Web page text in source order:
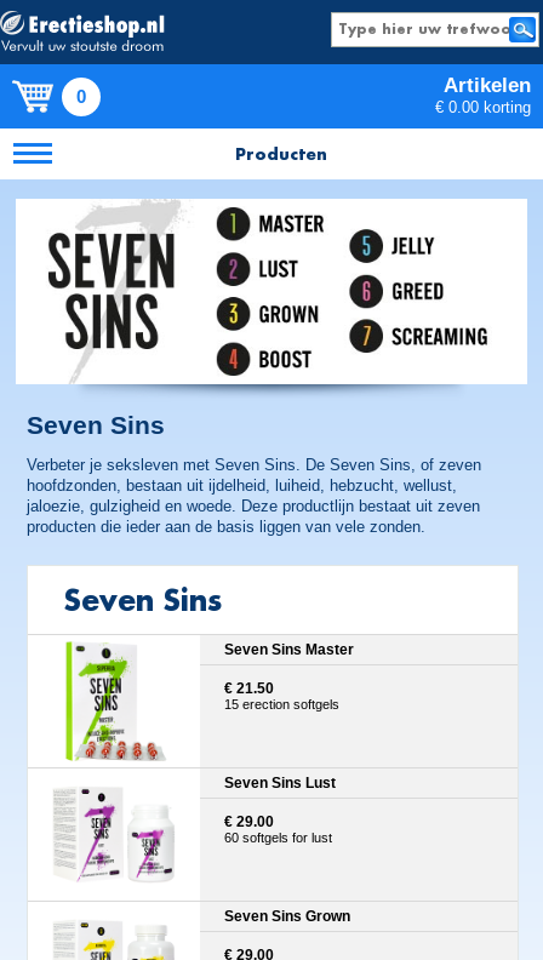
0 Artikelen
€ 0.00 korting
Producten
Seven Sins
Verbeter je seksleven met Seven Sins. De Seven Sins, of zeven
hoofdzonden, bestaan uit ijdelheid, luiheid, hebzucht, wellust,
jaloezie, gulzigheid en woede. Deze productlijn bestaat uit zeven
producten die ieder aan de basis liggen van vele zonden.
Seven Sins
Seven Sins Master
€ 21.50
15 erection softgels
Seven Sins Lust
€ 29.00
60 softgels for lust
Seven Sins Grown
€ 29.00